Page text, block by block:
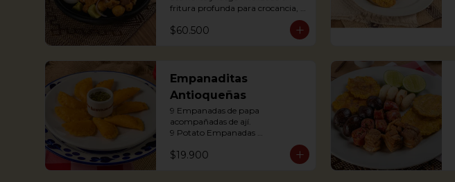
fritura profunda para crocancia,
acompañado de papitas criollas,
cebolla acevichada y reducción de
crispy crunchiness, accompanied
by creole potatoes, onion and
agras reduction.
$60.500
Empanaditas
Antioqueñas
9 Empanadas de papa
acompañadas de ají.
9 Potato Empanadas
$19.900